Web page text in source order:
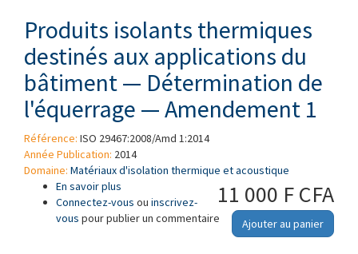
Produits isolants thermiques
destinés aux applications du
bâtiment — Détermination de
l'équerrage — Amendement 1
Référence: ISO 29467:2008/Amd 1:2014
Année Publication: 2014
Domaine: Matériaux d'isolation thermique et acoustique
11 000 F CFA
Ajouter au panier
En savoir plus à propos de Produits isolants thermiques
destinés aux applications du bâtiment —
Détermination de l'équerrage — Amendement
Connectez-vous ou inscrivez-
vous pour publier un commentaire